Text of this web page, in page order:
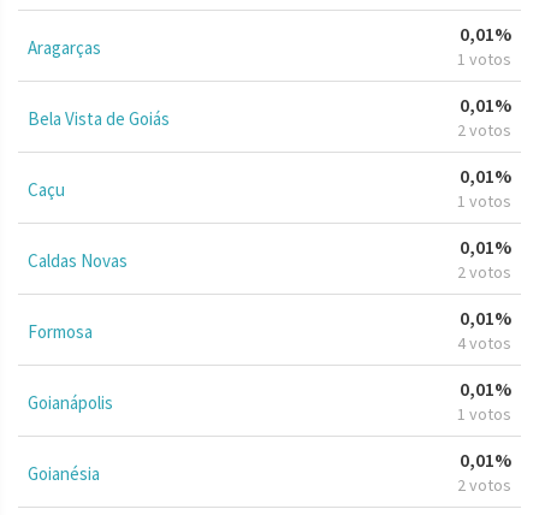
Aragarças
0,01%
1 votos
Bela Vista de Goiás
0,01%
2 votos
Caçu
0,01%
1 votos
Caldas Novas
0,01%
2 votos
Formosa
0,01%
4 votos
Goianápolis
0,01%
1 votos
Goianésia
0,01%
2 votos